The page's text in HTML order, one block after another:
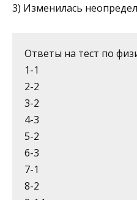
3) Изменилась
Ответы на тест по
1-1
2-2
3-2
4-3
5-2
6-3
7-1
8-2